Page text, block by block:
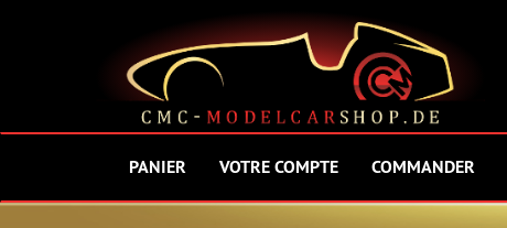
PANIER VOTRE COMPTE COMMANDER